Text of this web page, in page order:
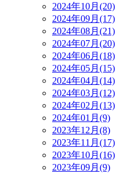
2024年10月(20)
2024年09月(17)
2024年08月(21)
2024年07月(20)
2024年06月(18)
2024年05月(15)
2024年04月(14)
2024年03月(12)
2024年02月(13)
2024年01月(9)
2023年12月(8)
2023年11月(17)
2023年10月(16)
2023年09月(9)